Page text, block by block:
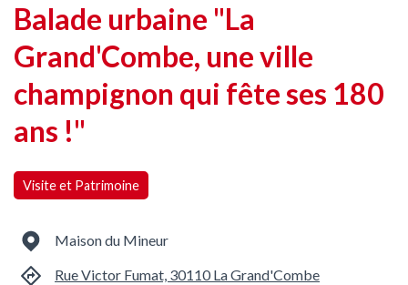
Balade urbaine "La
Grand'Combe, une ville
champignon qui fête ses 180
ans !"
Visite et Patrimoine
Maison du Mineur
Rue Victor Fumat, 30110 La Grand'Combe